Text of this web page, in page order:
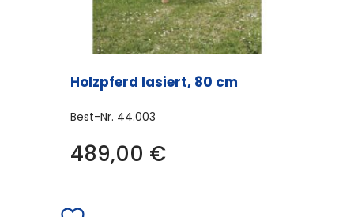
Holzpferd lasiert, 80 cm
Best-Nr. 44.003
489,00 €